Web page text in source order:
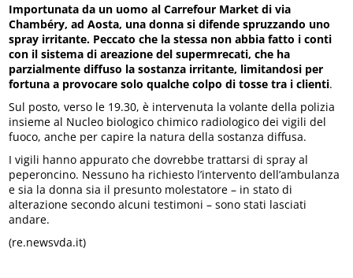
Importunata da un uomo al Carrefour Market di via
Chambéry, ad Aosta, una donna si difende spruzzando uno
spray irritante. Peccato che la stessa non abbia fatto i conti
con il sistema di areazione del supermrecati, che ha
parzialmente diffuso la sostanza irritante, limitandosi per
fortuna a provocare solo qualche colpo di tosse tra i clienti.
Sul posto, verso le 19.30, è intervenuta la volante della polizia
insieme al Nucleo biologico chimico radiologico dei vigili del
fuoco, anche per capire la natura della sostanza diffusa.
I vigili hanno appurato che dovrebbe trattarsi di spray al
peperoncino. Nessuno ha richiesto l’intervento dell’ambulanza
e sia la donna sia il presunto molestatore – in stato di
alterazione secondo alcuni testimoni – sono stati lasciati
andare.
(re.newsvda.it)